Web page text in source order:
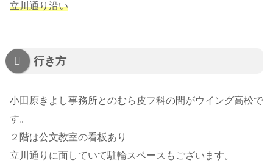
立川通り沿い
行き方
小田原きよし事務所とのむら皮フ科の間がウイング高松で
す。
２階は公文教室の看板あり
立川通りに面していて駐輪スペースもございます。